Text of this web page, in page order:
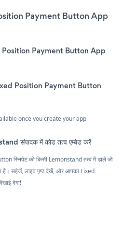
Payment Button App
Payment Button App
Position Payment Button
once you create your app
संपादक में कोड तत्व एम्बेड करें
स्निपेट को किसी Lemonstand तत्व में डालें जो
है। सहेजें, लाइव पृष्ठ देखें, और आपका Fixed
देगा!